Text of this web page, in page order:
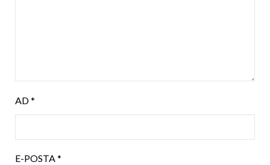
AD*
E-POSTA *